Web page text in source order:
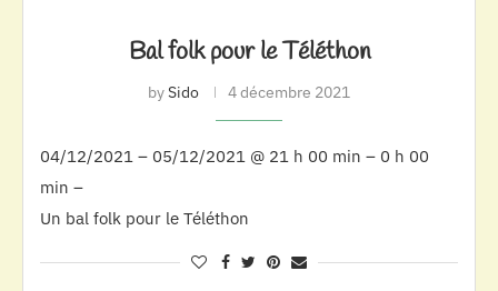
Bal folk pour le Téléthon
bySido 4 décembre 2021
04/12/2021 – 05/12/2021 @ 21 h 00 min – 0 h 00
min –
Un bal folk pour le Téléthon